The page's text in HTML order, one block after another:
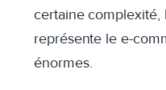
certaine complexité,
représente le e-
énormes.